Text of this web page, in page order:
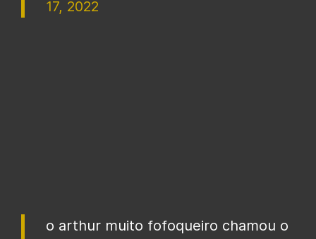
17, 2022
o arthur muito fofoqueiro chamou o